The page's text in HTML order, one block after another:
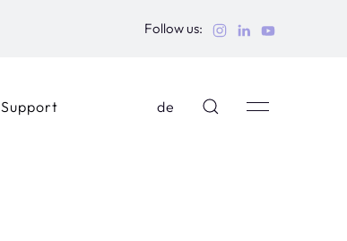
Follow us:
Support de